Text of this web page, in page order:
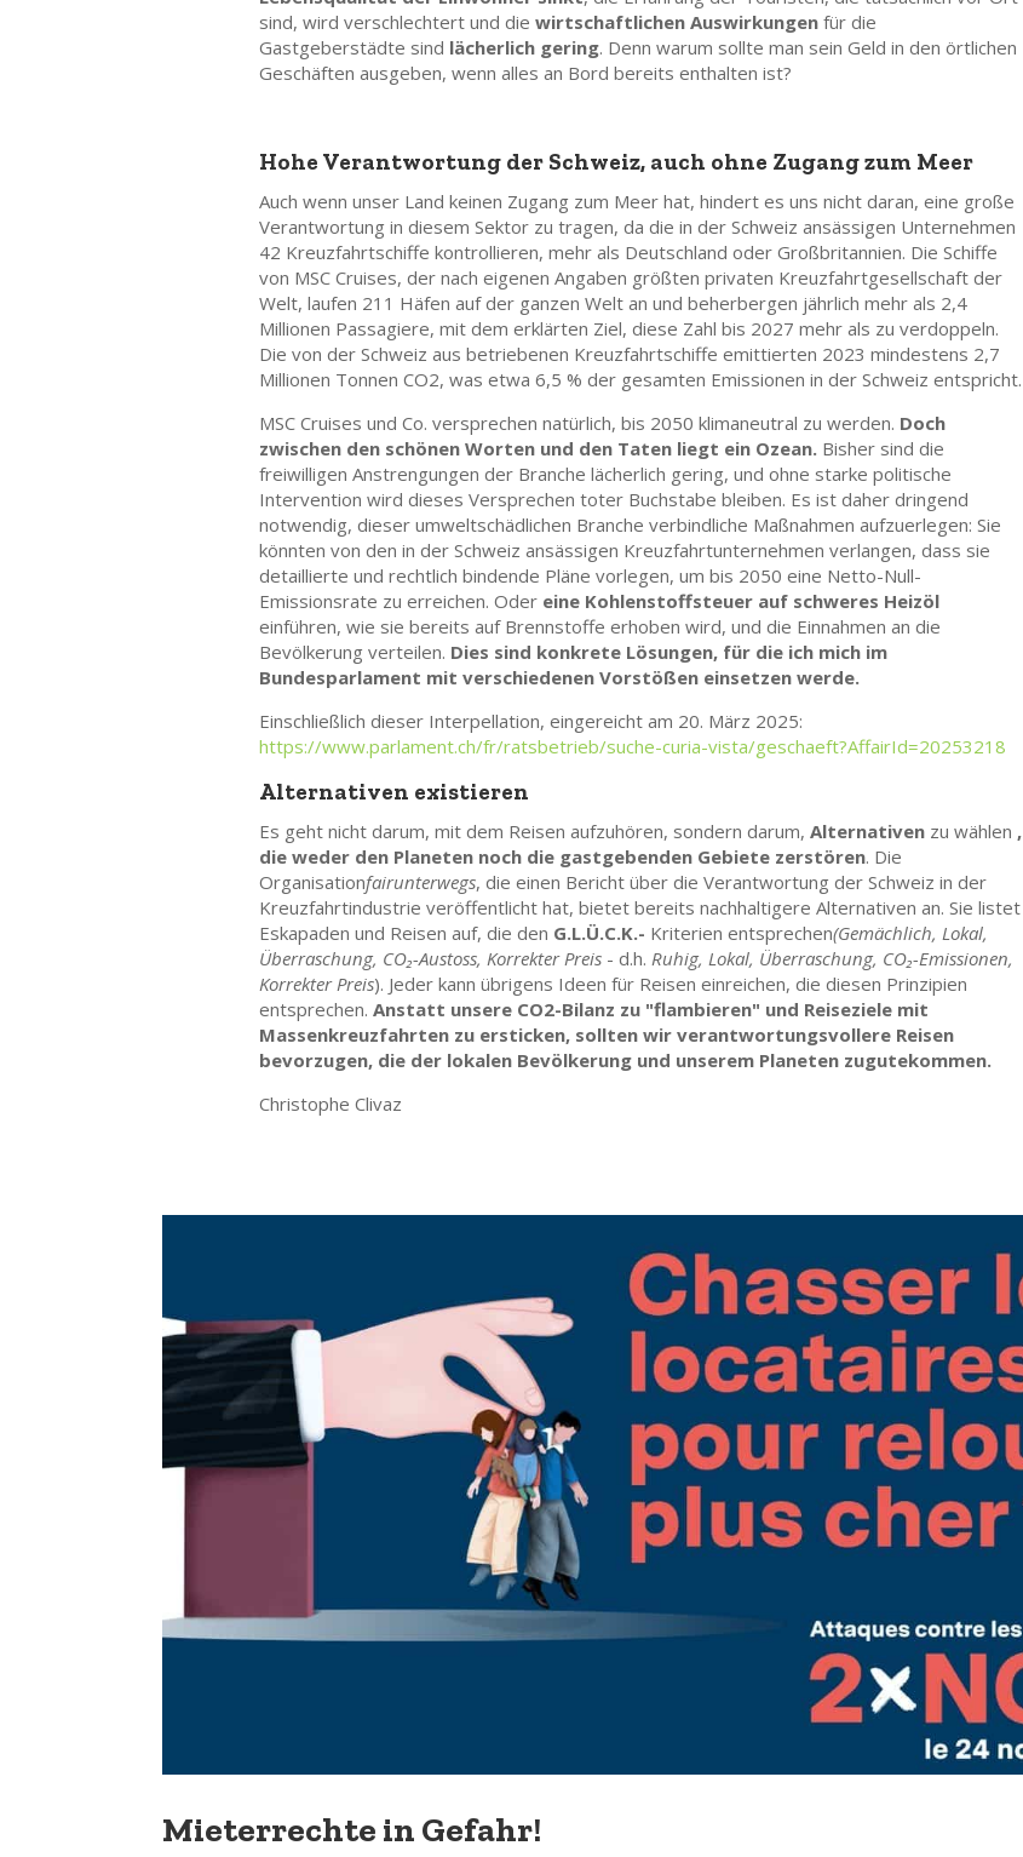
sind, wird verschlechtert und die wirtschaftlichen Auswirkungenfür die
Gastgeberstädte sind lächerlich gering. Denn warum sollte man sein Geld in den örtlichen
Geschäften ausgeben, wenn alles an Bord bereits enthalten ist?
Hohe Verantwortung der Schweiz, auch ohne Zugang zum Meer
Auch wenn unser Land keinen Zugang zum Meer hat, hindert es uns nicht daran, eine große
Verantwortung in diesem Sektor zu tragen, da die in der Schweiz ansässigen Unternehmen
42 Kreuzfahrtschiffe kontrollieren, mehr als Deutschland oder Großbritannien. Die Schiffe
von MSC Cruises, der nach eigenen Angaben größten privaten Kreuzfahrtgesellschaft der
Welt, laufen 211 Häfen auf der ganzen Welt an und beherbergen jährlich mehr als 2,4
Millionen Passagiere, mit dem erklärten Ziel, diese Zahl bis 2027 mehr als zu verdoppeln.
Die von der Schweiz aus betriebenen Kreuzfahrtschiffe emittierten 2023 mindestens 2,7
Millionen Tonnen CO2, was etwa 6,5 % der gesamten Emissionen in der Schweiz entspricht.
MSC Cruises und Co. versprechen natürlich, bis 2050 klimaneutral zu werden. Doch
zwischen den schönen Worten und den Taten liegt ein Ozean.Bisher sind die
freiwilligen Anstrengungen der Branche lächerlich gering, und ohne starke politische
Intervention wird dieses Versprechen toter Buchstabe bleiben. Es ist daher dringend
notwendig, dieser umweltschädlichen Branche verbindliche Maßnahmen aufzuerlegen: Sie
könnten von den in der Schweiz ansässigen Kreuzfahrtunternehmen verlangen, dass sie
detaillierte und rechtlich bindende Pläne vorlegen, um bis 2050 eine Netto-Null-
Emissionsrate zu erreichen. Oder eine Kohlenstoffsteuer auf schweres Heizöl
einführen, wie sie bereits auf Brennstoffe erhoben wird, und die Einnahmen an die
Bevölkerung verteilen. Dies sind konkrete Lösungen, für die ich mich im
Bundesparlament mit verschiedenen Vorstößen einsetzen werde.
Einschließlich dieser Interpellation, eingereicht am 20. März 2025:
https://www.parlament.ch/fr/ratsbetrieb/suche-curia-vista/geschaeft?AffairId=20253218
Alternativen existieren
Es geht nicht darum, mit dem Reisen aufzuhören, sondern darum, Alternativenzu wählen ,
die weder den Planeten noch die gastgebenden Gebiete zerstören. Die
Organisationfairunterwegs, die einen Bericht über die Verantwortung der Schweiz in der
Kreuzfahrtindustrie veröffentlicht hat, bietet bereits nachhaltigere Alternativen an. Sie listet
Eskapaden und Reisen auf, die den G.L.Ü.C.K.- Kriterien entsprechen(Gemächlich, Lokal,
Überraschung, CO₂-Austoss, Korrekter Preis- d.h. Ruhig, Lokal, Überraschung, CO₂-Emissionen,
Korrekter Preis). Jeder kann übrigens Ideen für Reisen einreichen, die diesen Prinzipien
entsprechen. Anstatt unsere CO2-Bilanz zu "flambieren" und Reiseziele mit
Massenkreuzfahrten zu ersticken, sollten wir verantwortungsvollere Reisen
bevorzugen, die der lokalen Bevölkerung und unserem Planeten zugutekommen.
Christophe Clivaz
Mieterrechte in Gefahr!